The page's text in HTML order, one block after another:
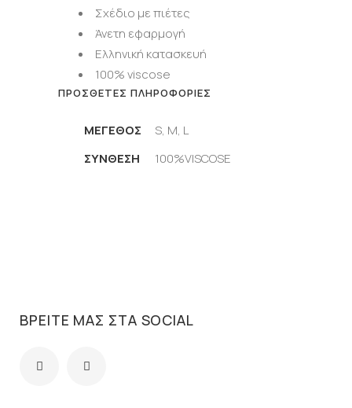
Σχέδιο με πιέτες
Άνετη εφαρμογή
Ελληνική κατασκευή
100% viscose
ΠΡΌΣΘΕΤΕΣ ΠΛΗΡΟΦΟΡΊΕΣ
ΜΈΓΕΘΟΣ
S, M, L
ΣΥΝΘΕΣΗ
100%VISCOSE
ΒΡΕΊΤΕ ΜΑΣ ΣΤΑ SOCIAL